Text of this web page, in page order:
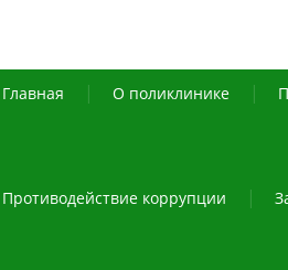
Главная О поликлинике
Противодействие коррупции